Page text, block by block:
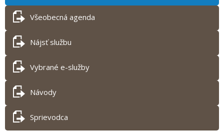
Všeobecná agenda
Nájsť službu
Vybrané e-služby
Návody
Sprievodca